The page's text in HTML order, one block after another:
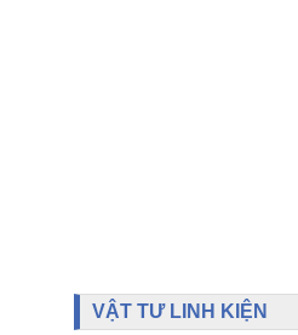
VẬT TƯ LINH KIỆN